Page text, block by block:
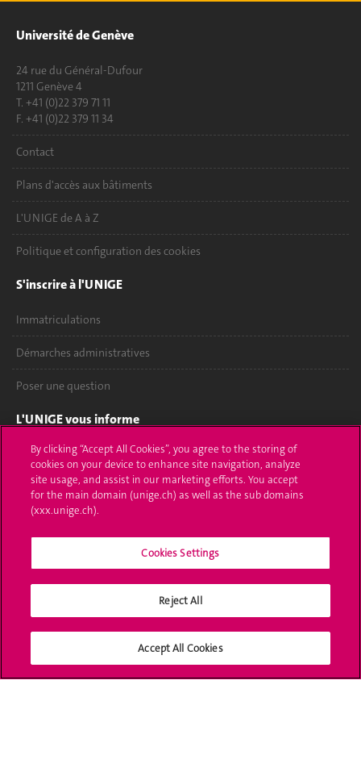
Université de Genève
24 rue du Général-Dufour
1211 Genève 4
T. +41 (0)22 379 71 11
F. +41 (0)22 379 11 34
Contact
Plans d'accès aux bâtiments
L'UNIGE de A à Z
Politique et configuration des cookies
S'inscrire à l'UNIGE
Immatriculations
Démarches administratives
Poser une question
L'UNIGE vous informe
UNIGE Mobile
Médias
Offres d'emploi
Calendrier académique
Médias sociaux UNIGE
By clicking “Accept All Cookies”, you agree to the storing of
cookies on your device to enhance site navigation, analyze
site usage, and assist in our marketing efforts. You accept
for the main domain (unige.ch) as well as the sub domains
(xxx.unige.ch).
Cookies Settings
Reject All
Accept All Cookies